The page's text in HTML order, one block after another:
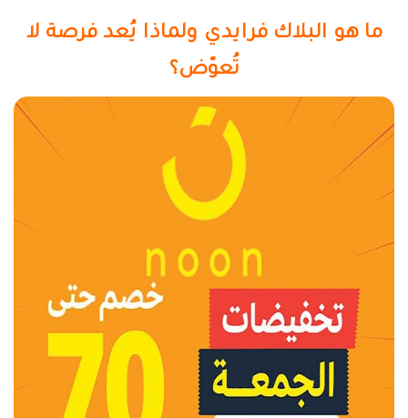
ما هو البلاك فرايدي ولماذا يُعد فرصة لا
تُعوّض؟